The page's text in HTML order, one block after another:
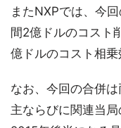
またNXPでは、今
間2億ドルのコスト
億ドルのコスト相乗
なお、今回の合併
主ならびに関連当